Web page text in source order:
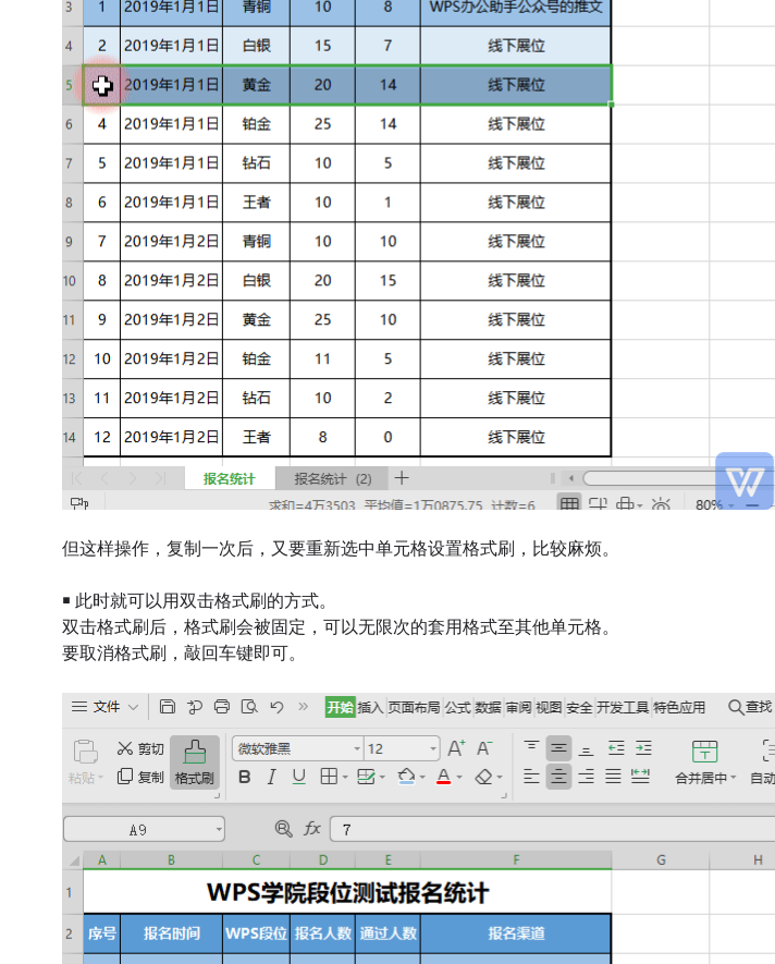
但这样操作，复制一次后，又要重新选中单元格设置格式刷，比较麻烦。
￭ 此时就可以用双击格式刷的方式。
双击格式刷后，格式刷会被固定，可以无限次的套用格式至其他单元格。
要取消格式刷，敲回车键即可。